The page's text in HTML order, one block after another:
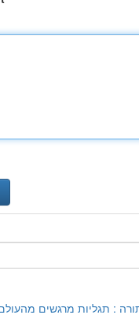
: תגליות מרגשים